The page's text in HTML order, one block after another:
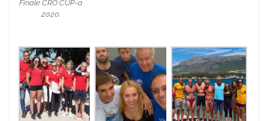
Finale CRO CUP-a
2020.